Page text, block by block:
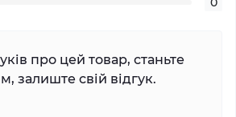
про цей товар, станьте
залиште свій відгук.